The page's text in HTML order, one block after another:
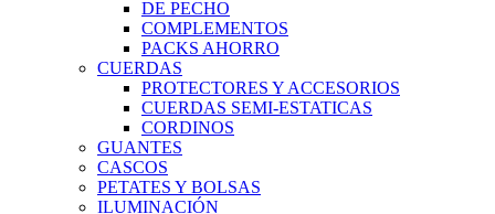
DE PECHO
COMPLEMENTOS
PACKS AHORRO
CUERDAS
PROTECTORES Y ACCESORIOS
CUERDAS SEMI-ESTATICAS
CORDINOS
GUANTES
CASCOS
PETATES Y BOLSAS
ILUMINACIÓN